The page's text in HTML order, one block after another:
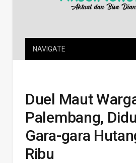
NAVIGATE
Duel Maut
Palembang,
Gara-gara
Ribu